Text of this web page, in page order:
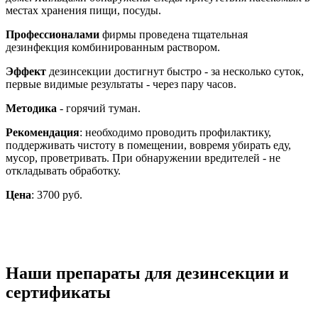
местах хранения пищи, посуды.
Профессионалами фирмы проведена тщательная
дезинфекция комбинированным раствором.
Эффект дезинсекции достигнут быстро - за несколько суток,
первые видимые результаты - через пару часов.
Методика - горячий туман.
Рекомендация: необходимо проводить профилактику,
поддерживать чистоту в помещении, вовремя убирать еду,
мусор, проветривать. При обнаружении вредителей - не
откладывать обработку.
Цена: 3700 руб.
Наши препараты для дезинсекции и
сертификаты